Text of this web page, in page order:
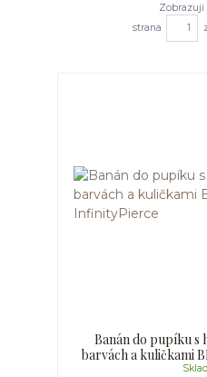
Zobrazuji
strana
Banán do pupíku s
barvách a kuličkami